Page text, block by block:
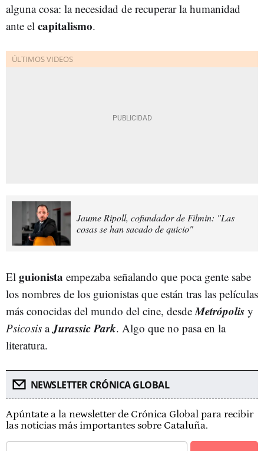
alguna cosa: la necesidad de recuperar la humanidad
ante el capitalismo.
Jaume Ripoll, cofundador de Filmin: "Las
cosas se han sacado de quicio"
El guionista empezaba señalando que poca gente sabe
los nombres de los guionistas que están tras las películas
más conocidas del mundo del cine, desde Metrópolis y
Psicosis aJurassic Park. Algo que no pasa en la
literatura.
NEWSLETTER CRÓNICA GLOBAL
Apúntate a la newsletter de Crónica Global para recibir
las noticias más importantes sobre Cataluña.